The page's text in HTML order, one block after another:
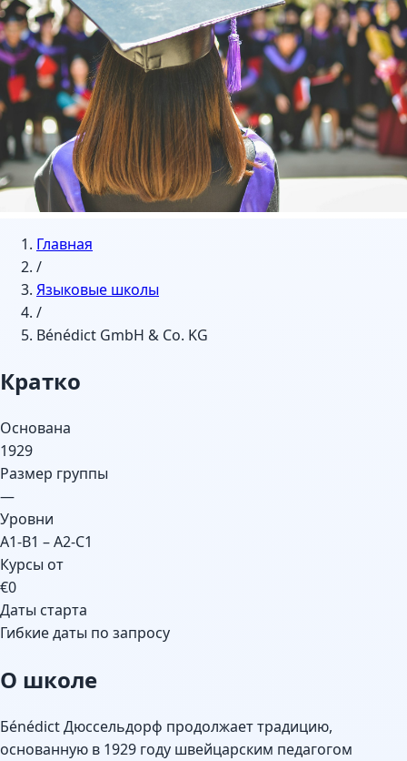
Главная
/
Языковые школы
/
Bénédict GmbH & Co. KG
Кратко
Основана
1929
Размер группы
—
Уровни
A1-B1 – A2-C1
Курсы от
€0
Даты старта
Гибкие даты по запросу
О школе
Бénédict Дюссельдорф продолжает традицию,
основанную в 1929 году швейцарским педагогом